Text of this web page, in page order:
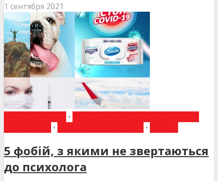
1 сентября 2021
•
• •
5 фобій, з якими не звертаються
до психолога